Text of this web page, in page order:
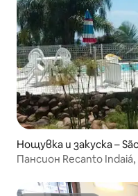
Нощувка и закуска –
Пансион Recanto